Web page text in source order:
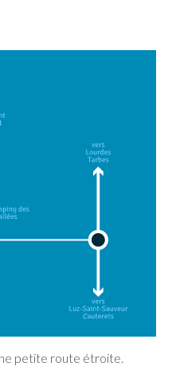
petite route étroite.